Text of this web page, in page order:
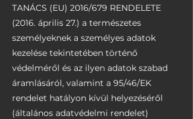
TANÁCS (EU) 2016/679 RENDELETE
(2016. április 27.) a természetes
személyeknek a személyes adatok
kezelése tekintetében történő
védelméről és az ilyen adatok szabad
áramlásáról, valamint a 95/46/EK
rendelet hatályon kívül helyezéséről
(általános adatvédelmi rendelet)